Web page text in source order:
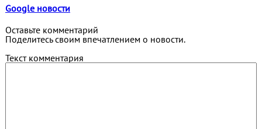
Google новости
Оставьте комментарий
Поделитесь своим впечатлением о новости.
Текст комментария